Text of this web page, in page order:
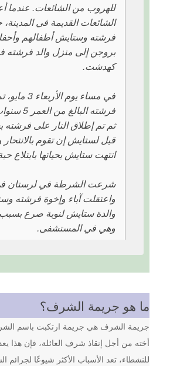
للهروب من الشائعات. عندما
الشائعات القديمة في المدينة،
فرشته وستایش أطفالهم
بروجن إلى منزل والد فرشته
كهدشت.
في مساء يوم
فرشته
ثم تم إطلاق النار على
قيل لستایش إن تقوم بالانتحار
انتهت ستایش بحياتها بابتلاع
شرعت الشرطة في لرستان
واعتقلت آباء وإخوة فرشته
والدة ستایش لنوبة صرع
وهي في المستشفى.
ما هو جريمة الشرف؟
جريمة الشرف هي جريمة ارتكبت باسم
أخته من أجل إنقاذ شرف العائلة، فإن هذا
للنشطاء، تعد الأسباب الأكثر شيوعًا